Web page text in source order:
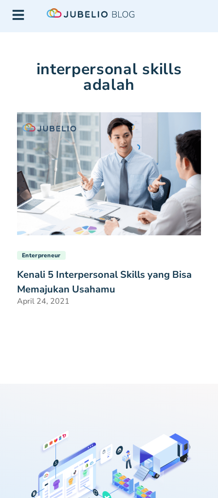
interpersonal skills
adalah
Enterpreneur
Kenali 5 Interpersonal Skills yang Bisa
Memajukan Usahamu
April 24, 2021